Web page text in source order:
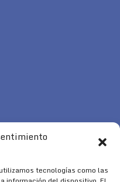
tecnologías como las